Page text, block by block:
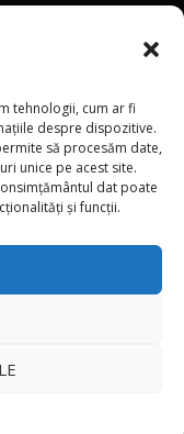
tehnologii, cum ar fi
despre dispozitive.
să procesăm date,
unice pe acest site.
dat poate
și funcții.
AutoBlog.MD
/ Test Drive
Primul test drive în
e - cât consumă?! /
pentru Geely
au depășit deja pe
Canicula aduce
nordul și centrul
TVA”: Vasile
de taxare a
×